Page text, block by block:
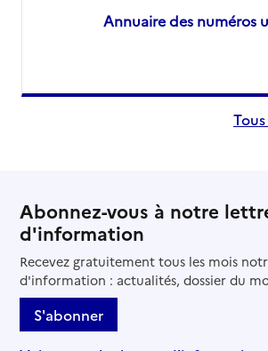
Annuaire des numéros
Abonnez-vous à notre
d'information
Recevez gratuitement tous les mois
d'information : actualités, dossier du
S'abonner